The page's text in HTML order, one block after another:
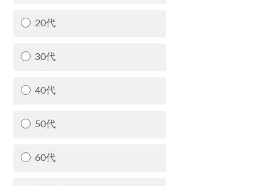
20代
30代
40代
50代
60代